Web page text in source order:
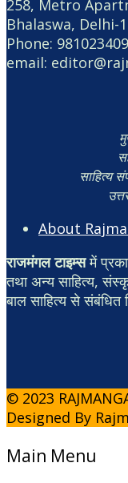
258, Metro
Bhalaswa, Delhi-
Phone:
email:
साहित्य
About
राजमंगल टाइम्समें
तथा अन्य साहित्य,
बाल साहित्य से संबंधित
© 2023
Designed By
Main Menu